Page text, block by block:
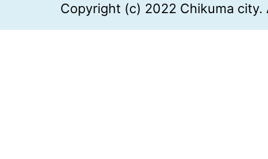
Copyright (c) 2022 Chikuma city.